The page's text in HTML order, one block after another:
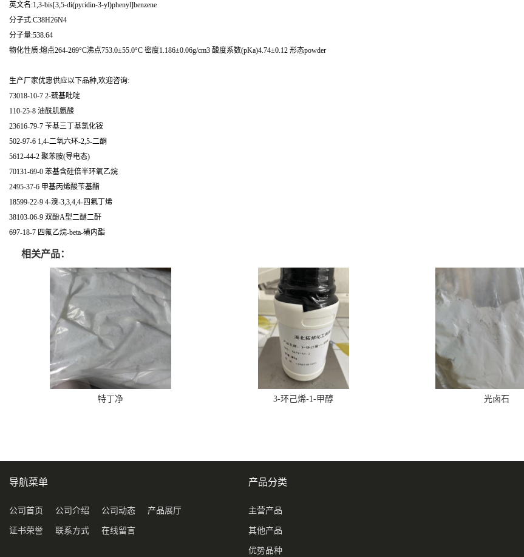
英文名:1,3-bis[3,5-di(pyridin-3-yl)phenyl]benzene
分子式:C38H26N4
分子量:538.64
物化性质:熔点264-269°C沸点753.0±55.0°C 密度1.186±0.06g/cm3 酸度系数(pKa)4.74±0.12 形态powder
生产厂家优惠供应以下品种,欢迎咨询:
73018-10-7 2-巯基吡啶
110-25-8 油酰肌氨酸
23616-79-7 苄基三丁基氯化铵
502-97-6 1,4-二氧六环-2,5-二酮
5612-44-2 聚苯胺(导电态)
70131-69-0 苯基含硅倍半环氧乙烷
2495-37-6 甲基丙烯酸苄基酯
18599-22-9 4-溴-3,3,4,4-四氟丁烯
38103-06-9 双酚A型二醚二酐
697-18-7 四氟乙烷-beta-磺内酯
相关产品：
特丁净 3-环己烯-1-甲醇 光卤石
导航菜单
公司首页 公司介绍 公司动态 产品展厅
证书荣誉 联系方式 在线留言
产品分类
主营产品
其他产品
优势品种